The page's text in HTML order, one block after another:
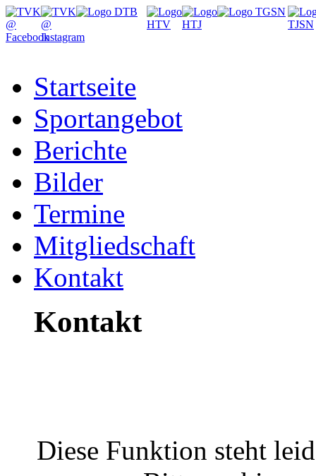
Startseite
Sportangebot
Berichte
Bilder
Termine
Mitgliedschaft
Kontakt
Kontakt
Diese Funktion steht